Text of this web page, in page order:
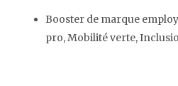
Booster de marque
pro, Mobilité verte,